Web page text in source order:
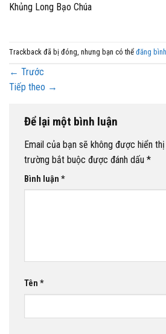
Khủng Long Bạo Chúa
Trackback đã bị đóng, nhưng bạn có thể đăng
← Trước
Tiếp theo →
Để lại một bình luận
Email của bạn sẽ không được hiển
trường bắt buộc được đánh dấu *
Bình luận *
Tên *